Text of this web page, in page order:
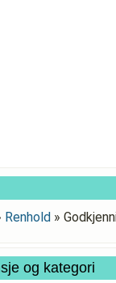
Renhold »
og kategori